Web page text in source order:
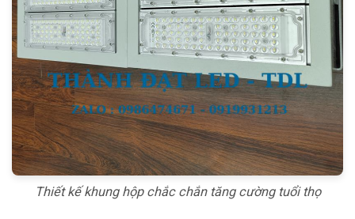
Thiết kế khung hộp chắc chắn tăng cường tuổi thọ